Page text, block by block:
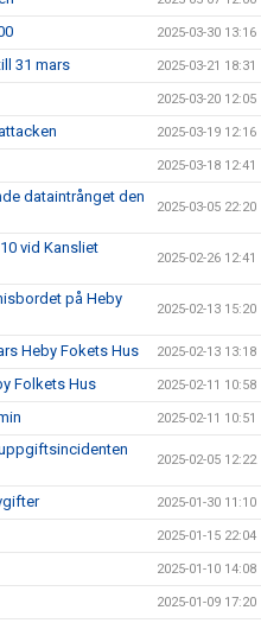
2025-03-30 13:16
31 mars 2025-03-21 18:31
2025-03-20 12:05
2025-03-19 12:16
2025-03-18 12:41
dataintrånget den
2025-03-05 22:20
vid Kansliet
2025-02-26 12:41
på Heby
2025-02-13 15:20
Heby Fokets Hus 2025-02-13 13:18
Folkets Hus 2025-02-11 10:58
2025-02-11 10:51
2025-02-05 12:22
2025-01-30 11:10
2025-01-15 22:04
2025-01-10 14:08
2025-01-09 17:20